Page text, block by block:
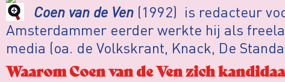
Coen van de Ven (1992) is redacteur
Amsterdammer eerder werkte hij als
media (oa. de Volkskrant, Knack, De
Waarom Coen van de Ven zich